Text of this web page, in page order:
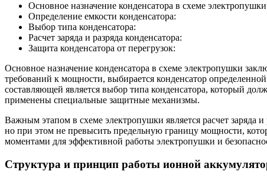
Основное назначение конденсатора в схеме
Определение емкости конденсатора:
Выбор типа конденсатора:
Расчет заряда и разряда конденсатора:
Защита конденсатора от перегрузок:
Основное назначение конденсатора в схеме электропушки
требований к мощности, выбирается конденсатор
составляющей является выбор типа конденсатора, который
применены специальные защитные механизмы.
Важным этапом в схеме электропушки является расчет заряда
но при этом не превысить предельную границу мощности,
моментами для эффективной работы электропушки и
Структура и принцип работы ионной